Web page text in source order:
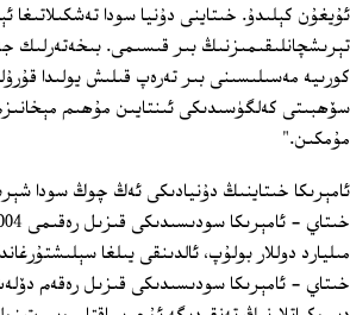
ئۇيغۇن كېلىدۇ. خىتاينى دۇنيا سودا تەشكىلاتىغا
تېرىشچانلىقىمىزنىڭ بىر قىسىمى. بىخەتەرلىك
سۆھبىتى كەلگۈسىدىكى ئىنتايىن مۇھىم
مۇمكىن."
ئامېرىكا خىتاينىڭ دۇنيادىكى ئەڭ چوڭ سودا
خىتاي - ئامېرىكا سودىسىدىكى قىزىل رەقەم